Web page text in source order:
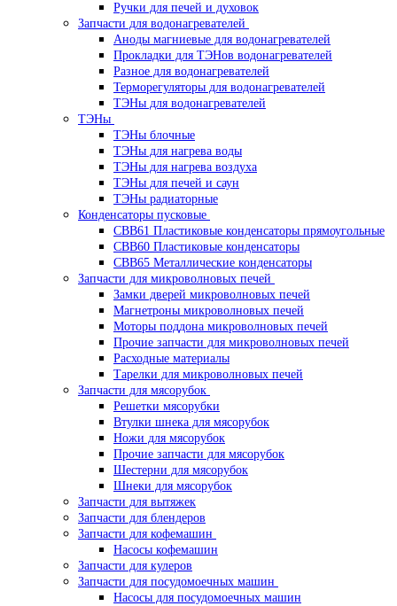
Ручки для печей и духовок
Запчасти для водонагревателей
Аноды магниевые для водонагревателей
Прокладки для ТЭНов водонагревателей
Разное для водонагревателей
Терморегуляторы для водонагревателей
ТЭНы для водонагревателей
ТЭНы
ТЭНы блочные
ТЭНы для нагрева воды
ТЭНы для нагрева воздуха
ТЭНы для печей и саун
ТЭНы радиаторные
Конденсаторы пусковые
CBB61 Пластиковые конденсаторы прямоугольные
CBB60 Пластиковые конденсаторы
CBB65 Металлические конденсаторы
Запчасти для микроволновых печей
Замки дверей микроволновых печей
Магнетроны микроволновых печей
Моторы поддона микроволновых печей
Прочие запчасти для микроволновых печей
Расходные материалы
Тарелки для микроволновых печей
Запчасти для мясорубок
Решетки мясорубки
Втулки шнека для мясорубок
Ножи для мясорубок
Прочие запчасти для мясорубок
Шестерни для мясорубок
Шнеки для мясорубок
Запчасти для вытяжек
Запчасти для блендеров
Запчасти для кофемашин
Насосы кофемашин
Запчасти для кулеров
Запчасти для посудомоечных машин
Насосы для посудомоечных машин